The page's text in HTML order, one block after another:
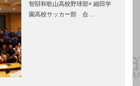
智辯和歌山高校野球部× 細田学
園高校サッカー部 合…